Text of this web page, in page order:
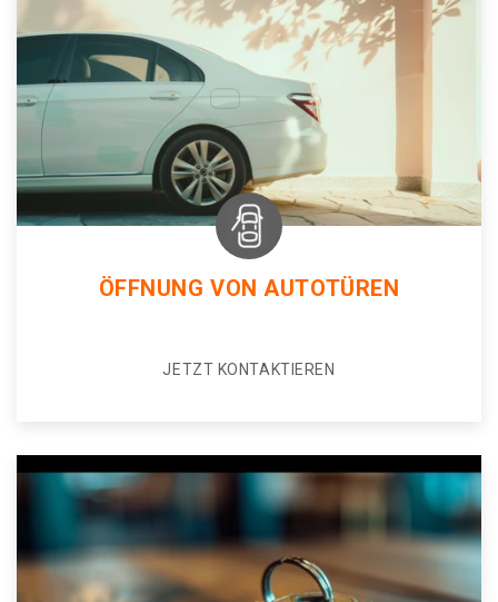
ÖFFNUNG VON AUTOTÜREN
JETZT KONTAKTIEREN